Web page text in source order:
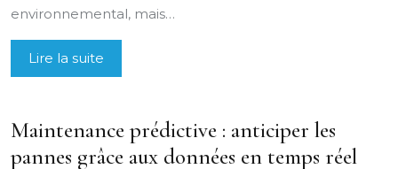
environnemental, mais…
Lire la suite
Maintenance prédictive : anticiper les
pannes grâce aux données en temps réel